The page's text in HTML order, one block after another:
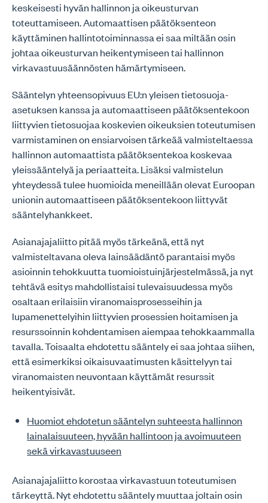
keskeisesti hyvän hallinnon ja oikeusturvan
toteuttamiseen. Automaattisen päätöksenteon
käyttäminen hallintotoiminnassa ei saa miltään osin
johtaa oikeusturvan heikentymiseen tai hallinnon
virkavastuusäännösten hämärtymiseen.
Sääntelyn yhteensopivuus EU:n yleisen tietosuoja-
asetuksen kanssa ja automaattiseen päätöksentekoon
liittyvien tietosuojaa koskevien oikeuksien toteutumisen
varmistaminen on ensiarvoisen tärkeää valmisteltaessa
hallinnon automaattista päätöksentekoa koskevaa
yleissääntelyä ja periaatteita. Lisäksi valmistelun
yhteydessä tulee huomioida meneillään olevat Euroopan
unionin automaattiseen päätöksentekoon liittyvät
sääntelyhankkeet.
Asianajajaliitto pitää myös tärkeänä, että nyt
valmisteltavana oleva lainsäädäntö parantaisi myös
asioinnin tehokkuutta tuomioistuinjärjestelmässä, ja nyt
tehtävä esitys mahdollistaisi tulevaisuudessa myös
osaltaan erilaisiin viranomaisprosesseihin ja
lupamenettelyihin liittyvien prosessien hoitamisen ja
resurssoinnin kohdentamisen aiempaa tehokkaammalla
tavalla. Toisaalta ehdotettu sääntely ei saa johtaa siihen,
että esimerkiksi oikaisuvaatimusten käsittelyyn tai
viranomaisten neuvontaan käyttämät resurssit
heikentyisivät.
Huomiot ehdotetun sääntelyn suhteesta hallinnon
lainalaisuuteen, hyvään hallintoon ja avoimuuteen
sekä virkavastuuseen
Asianajajaliitto korostaa virkavastuun toteutumisen
tärkeyttä. Nyt ehdotettu sääntely muuttaa joltain osin